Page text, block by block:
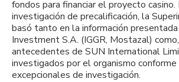
fondos para financiar el proyecto casino.
investigación de precalificación, la
basó tanto en la información presentada
Investment S.A. (IGGR, Mostazal)
antecedentes de SUN International
investigados por el organismo
excepcionales de investigación.